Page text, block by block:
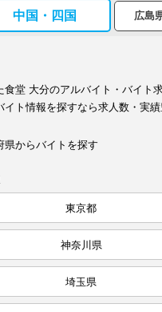
中国・四国 広島
食堂 大分のアルバイト・バイト
イト情報を探すなら求人数・実
県からバイトを探す
東京都
神奈川県
埼玉県